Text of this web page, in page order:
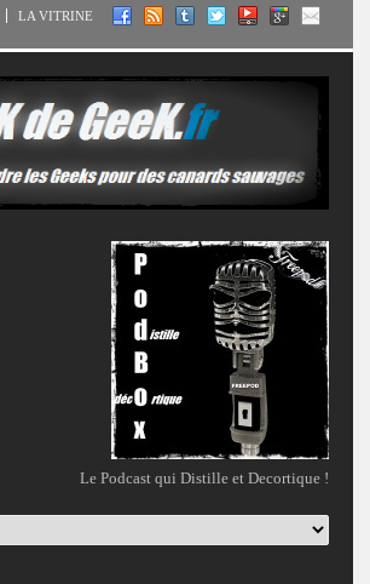
LA VITRINE
Le Podcast qui Distille et Decortique !